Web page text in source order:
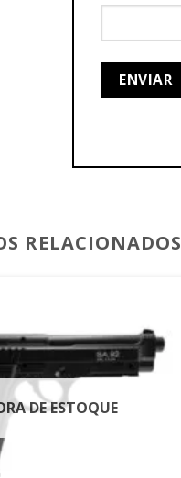
RELACIONADOS
DE ESTOQUE